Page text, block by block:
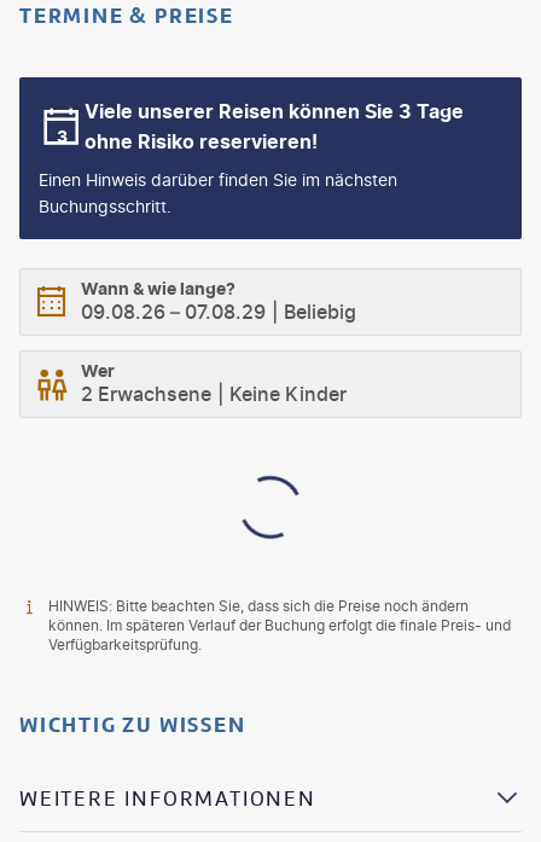
TERMINE & PREISE
Viele unserer Reisen können Sie 3 Tage
ohne Risiko reservieren!
Einen Hinweis darüber finden Sie im nächsten
Buchungsschritt.
Wann & wie lange?
09.08.26 – 07.08.29 Beliebig
Wer
2 Erwachsene Keine Kinder
HINWEIS: Bitte beachten Sie, dass sich die Preise noch ändern
können. Im späteren Verlauf der Buchung erfolgt die finale Preis- und
Verfügbarkeitsprüfung.
WICHTIG ZU WISSEN
WEITERE INFORMATIONEN